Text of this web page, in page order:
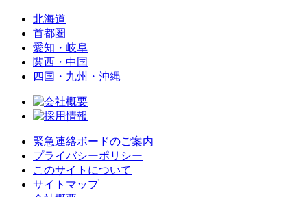
北海道
首都圏
愛知・岐阜
関西・中国
四国・九州・沖縄
緊急連絡ボードのご案内
プライバシーポリシー
このサイトについて
サイトマップ